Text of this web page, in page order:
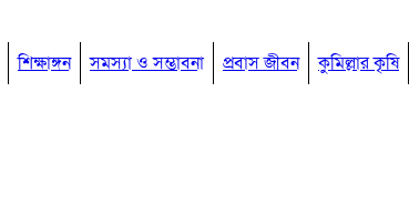
শিক্ষাঙ্গন সমস্যা ও সম্ভাবনা প্রবাস জীবন কুমিল্লার কৃষি